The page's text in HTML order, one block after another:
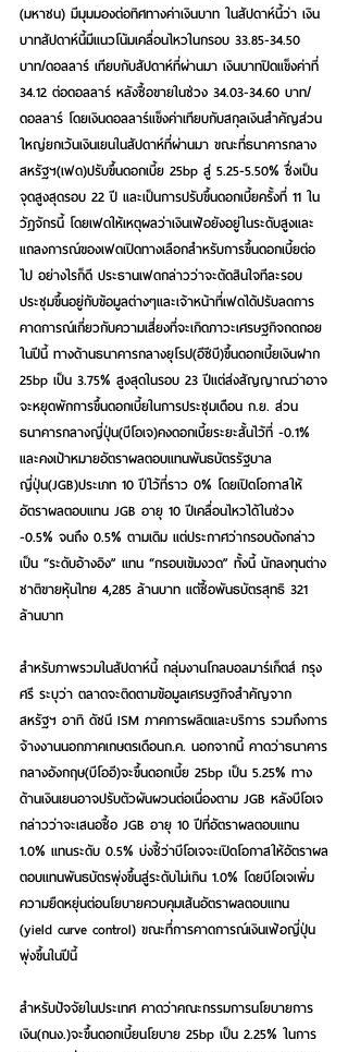
(มหาชน) มีมุมมองต่อทิศทางค่าเงินบาท ในสัปดาห์นี้ว่า เงิน
บาทสัปดาห์นี้มีแนวโน้มเคลื่อนไหวในกรอบ 33.85-34.50
บาท/ดอลลาร์ เทียบกับสัปดาห์ที่ผ่านมา เงินบาทปิดแข็งค่าที่
34.12 ต่อดอลลาร์ หลังซื้อขายในช่วง 34.03-34.60 บาท/
ดอลลาร์ โดยเงินดอลลาร์แข็งค่าเทียบกับสกุลเงินสำคัญส่วน
ใหญ่ยกเว้นเงินเยนในสัปดาห์ที่ผ่านมา ขณะที่ธนาคารกลาง
สหรัฐฯ(เฟด)ปรับขึ้นดอกเบี้ย 25bp สู่ 5.25-5.50% ซึ่งเป็น
จุดสูงสุดรอบ 22 ปี และเป็นการปรับขึ้นดอกเบี้ยครั้งที่ 11 ใน
วัฎจักรนี้ โดยเฟดให้เหตุผลว่าเงินเฟ้อยังอยู่ในระดับสูงและ
แถลงการณ์ของเฟดเปิดทางเลือกสำหรับการขึ้นดอกเบี้ยต่อ
ไป อย่างไรก็ดี ประธานเฟดกล่าวว่าจะตัดสินใจทีละรอบ
ประชุมขึ้นอยู่กับข้อมูลต่างๆและเจ้าหน้าที่เฟดได้ปรับลดการ
คาดการณ์เกี่ยวกับความเสี่ยงที่จะเกิดภาวะเศรษฐกิจถดถอย
ในปีนี้ ทางด้านธนาคารกลางยุโรป(อีซีบี)ขึ้นดอกเบี้ยเงินฝาก
25bp เป็น 3.75% สูงสุดในรอบ 23 ปีแต่ส่งสัญญาณว่าอาจ
จะหยุดพักการขึ้นดอกเบี้ยในการประชุมเดือน ก.ย. ส่วน
ธนาคารกลางญี่ปุ่น(บีโอเจ)คงดอกเบี้ยระยะสั้นไว้ที่ -0.1%
และคงเป้าหมายอัตราผลตอบแทนพันธบัตรรัฐบาล
ญี่ปุ่น(JGB)ประเภท 10 ปีไว้ที่ราว 0% โดยเปิดโอกาสให้
อัตราผลตอบแทน JGB อายุ 10 ปีเคลื่อนไหวได้ในช่วง
-0.5% จนถึง 0.5% ตามเดิม แต่ประกาศว่ากรอบดังกล่าว
เป็น “ระดับอ้างอิง” แทน “กรอบเข้มงวด” ทั้งนี้ นักลงทุนต่าง
ชาติขายหุ้นไทย 4,285 ล้านบาท แต่ซื้อพันธบัตรสุทธิ 321
ล้านบาท
สำหรับภาพรวมในสัปดาห์นี้ กลุ่มงานโกลบอลมาร์เก็ตส์ กรุง
ศรี ระบุว่า ตลาดจะติดตามข้อมูลเศรษฐกิจสำคัญจาก
สหรัฐฯ อาทิ ดัชนี ISM ภาคการผลิตและบริการ รวมถึงการ
จ้างงานนอกภาคเกษตรเดือนก.ค. นอกจากนี้ คาดว่าธนาคาร
กลางอังกฤษ(บีโออี)จะขึ้นดอกเบี้ย 25bp เป็น 5.25% ทาง
ด้านเงินเยนอาจปรับตัวผันผวนต่อเนื่องตาม JGB หลังบีโอเจ
กล่าวว่าจะเสนอซื้อ JGB อายุ 10 ปีที่อัตราผลตอบแทน
1.0% แทนระดับ 0.5% บ่งชี้ว่าบีโอเจจะเปิดโอกาสให้อัตราผล
ตอบแทนพันธบัตรพุ่งขึ้นสู่ระดับไม่เกิน 1.0% โดยบีโอเจเพิ่ม
ความยืดหยุ่นต่อนโยบายควบคุมเส้นอัตราผลตอบแทน
(yield curve control) ขณะที่การคาดการณ์เงินเฟ้อญี่ปุ่น
พุ่งขึ้นในปีนี้
สำหรับปัจจัยในประเทศ คาดว่าคณะกรรมการนโยบายการ
เงิน(กนง.)จะขึ้นดอกเบี้ยนโยบาย 25bp เป็น 2.25% ในการ